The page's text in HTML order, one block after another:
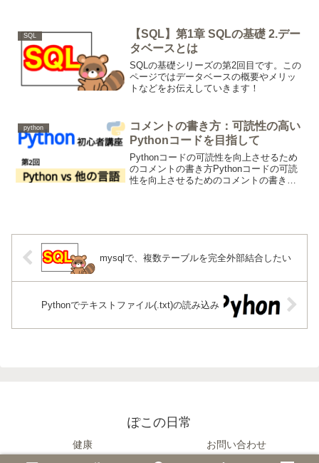
SQL
【SQL】第1章 SQLの基礎 2.デー
タベースとは
SQLの基礎シリーズの第2回目です。この
ページではデータベースの概要やメリッ
トなどをお伝えしていきます！
python
コメントの書き方：可読性の高い
Pythonコードを目指して
Pythonコードの可読性を向上させるため
のコメントの書き方Pythonコードの可読
性を向上させるためのコメントの書き方
mysqlで、複数テーブルを完全外部結合したい
Pythonでテキストファイル(.txt)の読み込み
ぽこの日常
健康 お問い合わせ